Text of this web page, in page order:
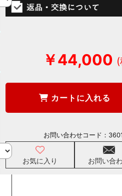
￥44,000
カートに入れる
お気に入り お問い合
お問い合わせコード：